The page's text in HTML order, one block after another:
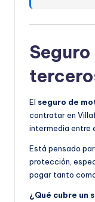
El seguro de
contratar en
intermedia entre
Está pensado
protección,
pagar tanto
¿Qué cubre un